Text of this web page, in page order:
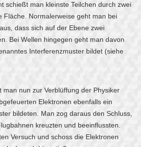
schießt man kleinste Teilchen durch zwei
Fläche. Normalerweise geht man bei
dass sich auf der Ebene zwei
Bei Wellen hingegen geht man davon
Interferenzmuster bildet (siehe
man nun zur Verblüffung der Physiker
Elektronen ebenfalls ein
bildeten. Man zog daraus den Schluss,
kreuzten und beeinflussten.
Versuch und schoss die Elektronen